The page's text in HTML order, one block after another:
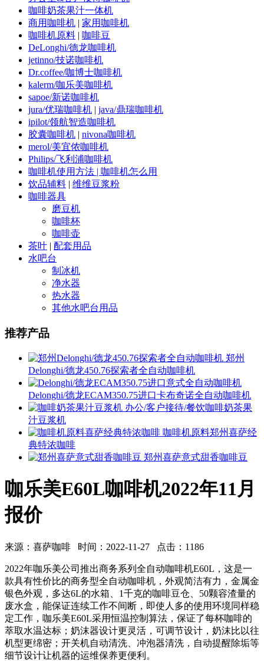
咖啡奶茶果汁一体机
商用咖啡机 | 家用咖啡机
咖啡机原料 | 咖啡豆
DeLonghi/德龙咖啡机
jetinno/技诺咖啡机
Dr.coffee/咖博士咖啡机
kalerm/咖乐美咖啡机
sapoe/新诺咖啡机
jura/优瑞咖啡机 | java/鼎瑞咖啡机
ipilot/领航智造咖啡机
胶囊咖啡机 | nivona咖啡机
merol/美宜侬咖啡机
Philips/飞利浦咖啡机
咖啡机使用方法 | 咖啡机怎么用
饮品辅料 | 维维豆浆粉
咖啡器具
磨豆机
咖啡杯
咖啡壶
茶叶 | 配套用品
水吧台
制冰机
净水器
热水器
其他水吧台用品
推荐产品
郑州
Delonghi/德龙450.76探索者全自动咖啡机
Delonghi/德龙ECAM350.75进口卡布奇诺全自动咖啡机
办公/客户接待/餐饮咖啡奶茶果
汁豆浆机
咖啡机原料郑州喜萨经
典特浓咖啡
郑州喜萨意式甜香咖啡豆
咖乐美E60L咖啡机2022年11月
报价
来源：喜萨咖啡 时间：2022-11-27 点击：1186
2022年咖乐美公司推出商务系列全自动咖啡机E60L，这是一
款具有性价比的商务型全自动咖啡机，外观简洁有力，金属金
银色外观，多达6L的水箱、1千克的咖啡豆仓、50颗容渣量的
废水盒，能保证连续工作不间断，即使人多的使用环境同样稳
定工作，咖乐美E60L采用恒温控制算法，保证了每杯咖啡的
萃取水温达标；奶沫器设计更灵活，可调节设计，奶沫比以往
机型更绵密；开关机自动清洗、冲泡器清洗，自动提醒除垢等
细节设计让机器的运维保养更便利。